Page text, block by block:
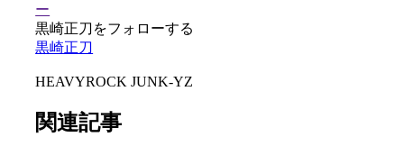
ー
黒崎正刀をフォローする
黒崎正刀
HEAVYROCK JUNK-YZ
関連記事